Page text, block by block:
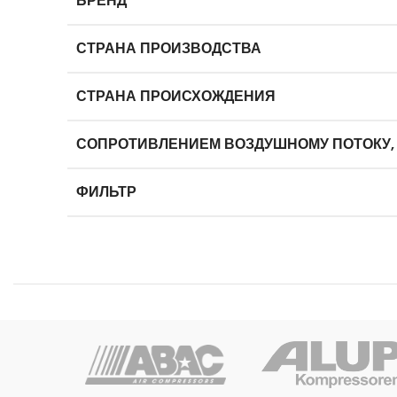
СТРАНА ПРОИЗВОДСТВА
СТРАНА ПРОИСХОЖДЕНИЯ
СОПРОТИВЛЕНИЕМ ВОЗДУШНОМУ ПОТОКУ,
ФИЛЬТР